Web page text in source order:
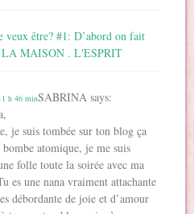
veux être? #1: D’abord on fait
LA MAISON . L'ESPRIT
SABRINA says:
h 46 min
je suis tombée sur ton blog ça
bombe atomique, je me suis
folle toute la soirée avec ma
es une nana vraiment attachante
débordante de joie et d’amour